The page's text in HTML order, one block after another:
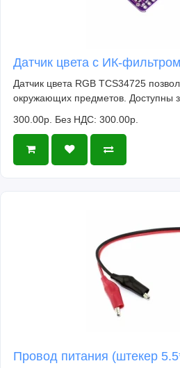
Датчик цвета с ИК-
Датчик цвета RGB TCS34725
окружающих предметов. Доступны
300.00р. Без НДС: 300.00р.
Провод питания (штекер